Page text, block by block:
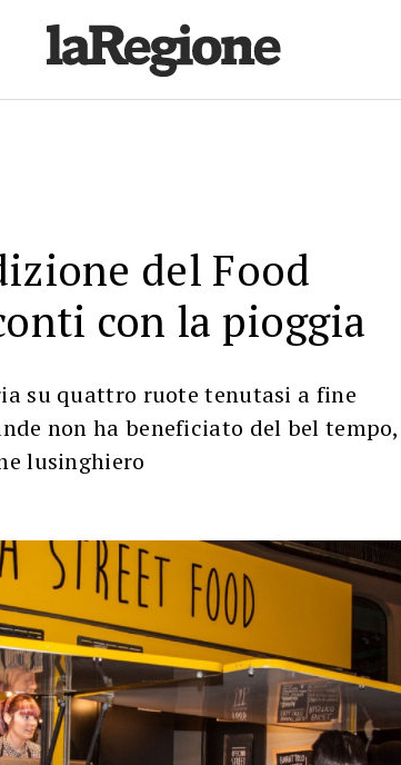
del Food
con la pioggia
su quattro ruote tenutasi a fine
non ha beneficiato del bel tempo,
lusinghiero